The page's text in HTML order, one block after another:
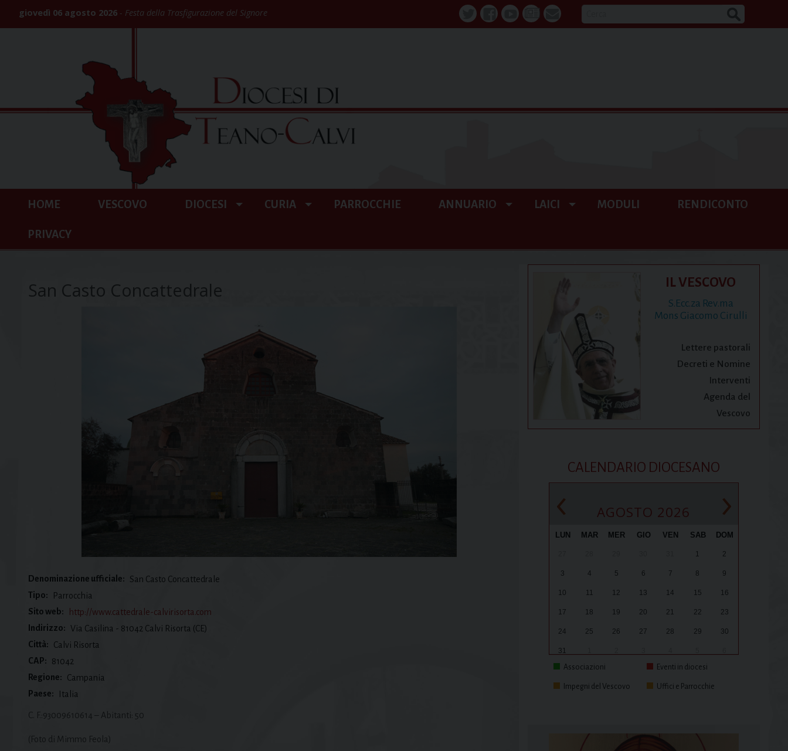
giovedì 06 agosto 2026 Festa della Trasfigurazione del Signore
TwitterFacebookYoutube
La webmail
HOME VESCOVO DIOCESI CURIA PARROCCHIE ANNUARIO LAICI MODULI RENDICONTO
PRIVACY
San Casto Concattedrale
Denominazione ufficiale:
San Casto Concattedrale
Tipo:
Parrocchia
Sito web:
http://www.cattedrale-calvirisorta.com
Indirizzo:
Via Casilina - 81042 Calvi Risorta (CE)
Città:
Calvi Risorta
CAP:
81042
Regione:
Campania
Paese:
Italia
C. F.:93009610614 – Abitanti: 50
(Foto di Mimmo Feola)
IL VESCOVO
S.Ecc.za Rev.ma
Mons Giacomo Cirulli
Lettere pastorali
Decreti e Nomine
Interventi
Agenda del
Vescovo
CALENDARIO DIOCESANO
‹ AGOSTO 2026 ›
LUN MAR MER GIO VEN SAB DOM
1 2
3 4 5 6 7 8 9
10 11 12 13 14 15 16
17 18 19 20 21 22 23
24 25 26 27 28 29 30
31
Associazioni
Eventi in diocesi
Impegni del Vescovo Uffici e Parrocchie